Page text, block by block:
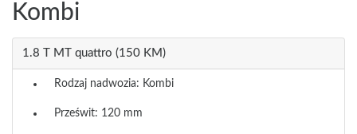
Kombi
1.8 T MT quattro (150 KM)
Rodzaj nadwozia: Kombi
Prześwit: 120 mm